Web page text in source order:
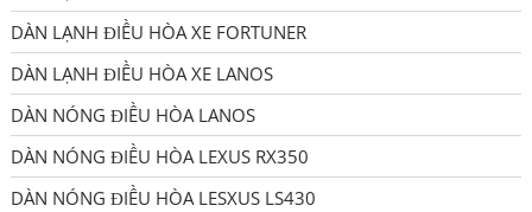
DÀN LẠNH ĐIỀU HÒA XE FORTUNER
DÀN LẠNH ĐIỀU HÒA XE LANOS
DÀN NÓNG ĐIỀU HÒA LANOS
DÀN NÓNG ĐIỀU HÒA LEXUS RX350
DÀN NÓNG ĐIỀU HÒA LESXUS LS430